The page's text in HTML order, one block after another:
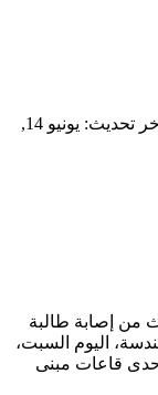
آخر تحديث: يونيو 14,
من إصابة طالبة
اليوم السبت،
قاعات مبنى